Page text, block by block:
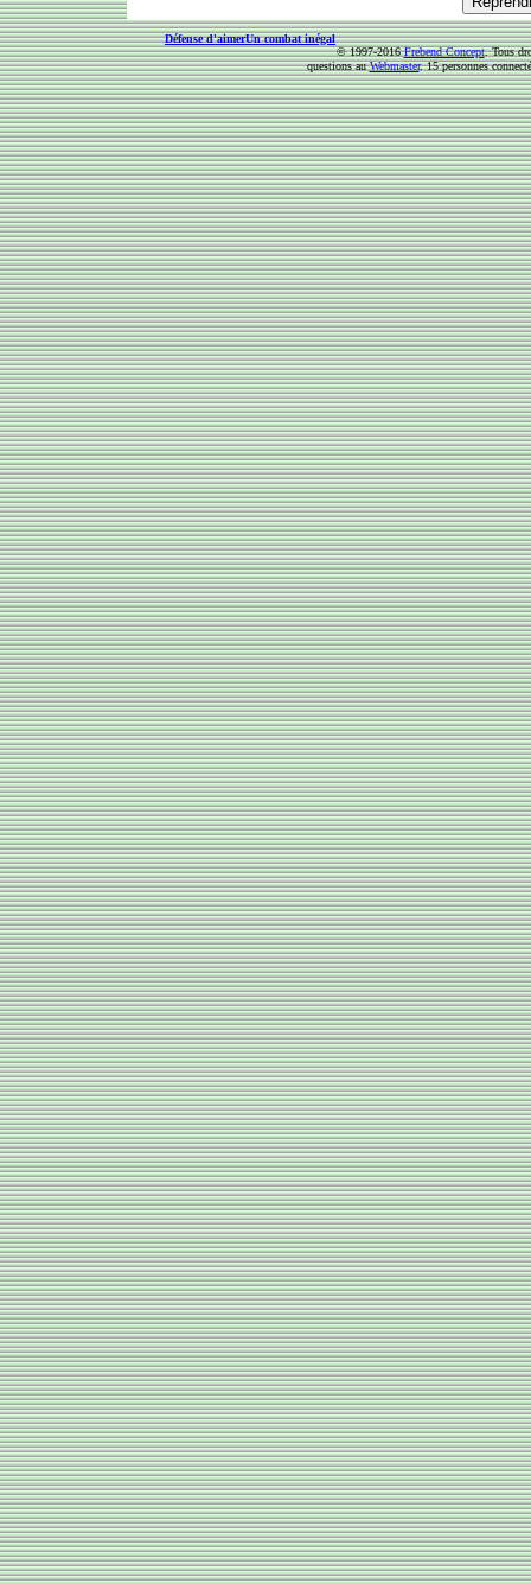
Défense d'aimerUn combat inégal
© 1997-2016Frebend Concept. Tous
questions auWebmaster. 15 personnes